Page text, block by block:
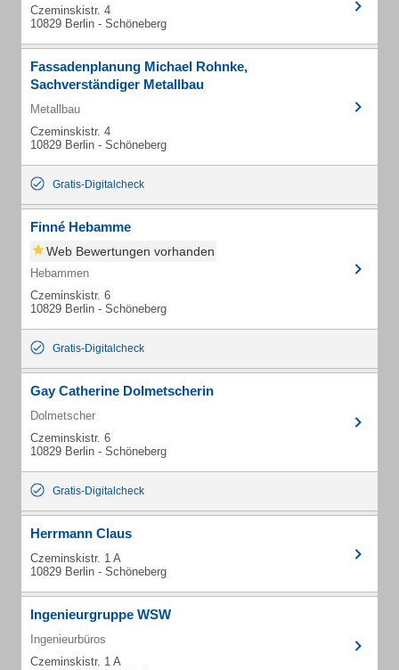
Czeminskistr. 4
10829 Berlin - Schöneberg
Fassadenplanung Michael Rohnke,
Sachverständiger Metallbau
Metallbau
Czeminskistr. 4
10829 Berlin - Schöneberg
Gratis-Digitalcheck
Finné Hebamme
Web Bewertungen vorhanden
Hebammen
Czeminskistr. 6
10829 Berlin - Schöneberg
Gratis-Digitalcheck
Gay Catherine Dolmetscherin
Dolmetscher
Czeminskistr. 6
10829 Berlin - Schöneberg
Gratis-Digitalcheck
Herrmann Claus
Czeminskistr. 1 A
10829 Berlin - Schöneberg
Ingenieurgruppe WSW
Ingenieurbüros
Czeminskistr. 1 A